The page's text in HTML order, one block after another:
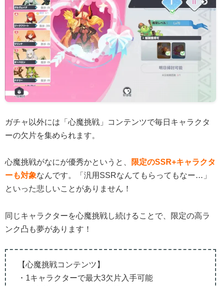
ガチャ以外には「心魔挑戦」コンテンツで毎日キャラクタ
ーの欠片を集められます。
心魔挑戦がなにが優秀かというと、
限定のSSR+キャラクタ
ーも対象なんです。「汎用SSRなんてもらってもなー…」
といった悲しいことがありません！
同じキャラクターを心魔挑戦し続けることで、限定の高ラ
ンク凸も夢があります！
【心魔挑戦コンテンツ】
・1キャラクターで最大3欠片入手可能